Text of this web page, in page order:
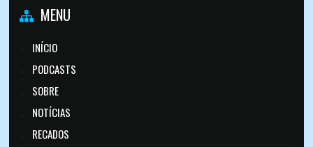
MENU
INÍCIO
PODCASTS
SOBRE
NOTÍCIAS
RECADOS